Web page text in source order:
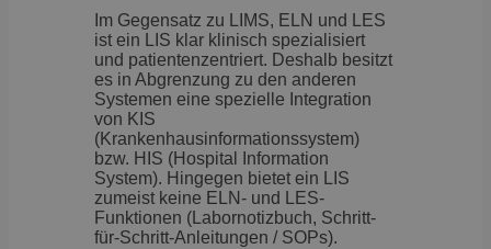
Im Gegensatz zu LIMS, ELN und LES
ist ein LIS klar klinisch spezialisiert
und patientenzentriert. Deshalb besitzt
es in Abgrenzung zu den anderen
Systemen eine spezielle Integration
von KIS
(Krankenhausinformationssystem)
bzw. HIS (Hospital Information
System). Hingegen bietet ein LIS
zumeist keine ELN- und LES-
Funktionen (Labornotizbuch, Schritt-
für-Schritt-Anleitungen / SOPs).